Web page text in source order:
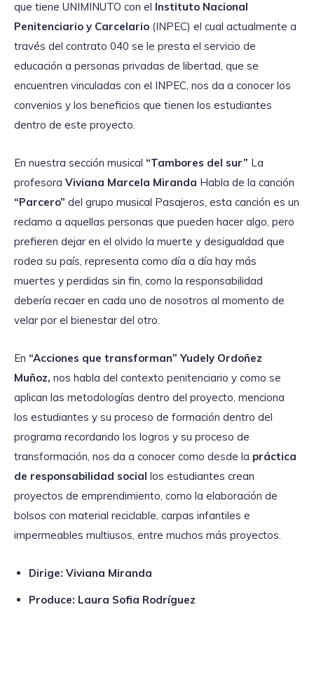
que tiene UNIMINUTO con el Instituto Nacional
Penitenciario y Carcelario (INPEC) el cual actualmente a
través del contrato 040 se le presta el servicio de
educación a personas privadas de libertad, que se
encuentren vinculadas con el INPEC, nos da a conocer los
convenios y los beneficios que tienen los estudiantes
dentro de este proyecto.
En nuestra sección musical “Tambores del sur” La
profesora Viviana Marcela Miranda Habla de la canción
“Parcero” del grupo musical Pasajeros, esta canción es un
reclamo a aquellas personas que pueden hacer algo, pero
prefieren dejar en el olvido la muerte y desigualdad que
rodea su país, representa como día a día hay más
muertes y perdidas sin fin, como la responsabilidad
debería recaer en cada uno de nosotros al momento de
velar por el bienestar del otro.
En “Acciones que transforman” Yudely Ordoñez
Muñoz, nos habla del contexto penitenciario y como se
aplican las metodologías dentro del proyecto, menciona
los estudiantes y su proceso de formación dentro del
programa recordando los logros y su proceso de
transformación, nos da a conocer como desde la práctica
de responsabilidad social los estudiantes crean
proyectos de emprendimiento, como la elaboración de
bolsos con material reciclable, carpas infantiles e
impermeables multiusos, entre muchos más proyectos.
Dirige: Viviana Miranda
Produce: Laura Sofia Rodríguez